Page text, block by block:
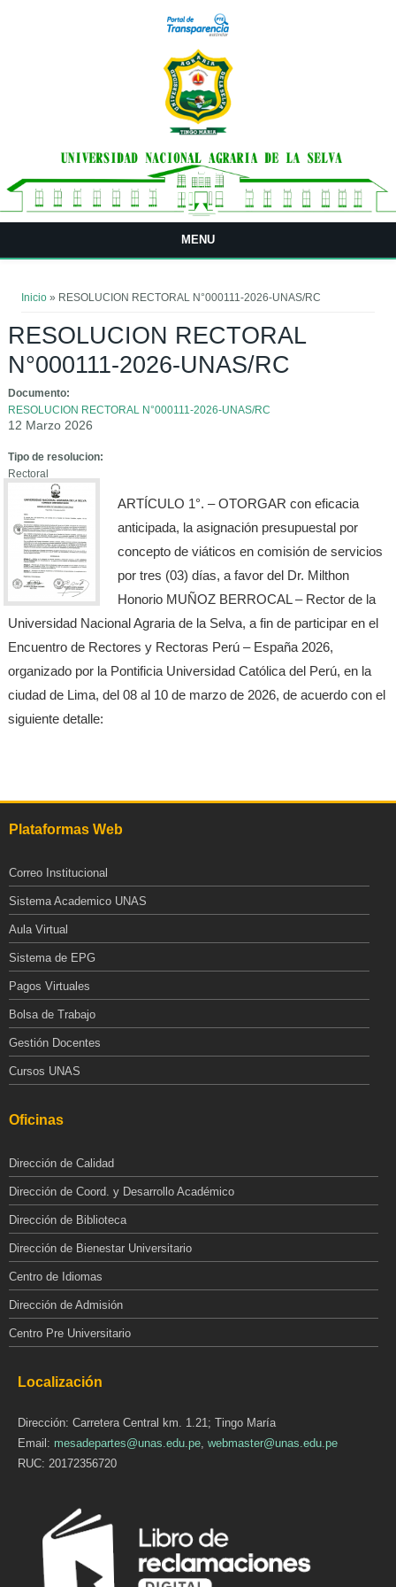
MENU
Inicio » RESOLUCION RECTORAL N°000111-2026-UNAS/RC
RESOLUCION RECTORAL
N°000111-2026-UNAS/RC
Documento:
RESOLUCION RECTORAL N°000111-2026-UNAS/RC
12 Marzo 2026
Tipo de resolucion:
Rectoral
ARTÍCULO 1°. – OTORGAR con eficacia
anticipada, la asignación presupuestal por
concepto de viáticos en comisión de servicios
por tres (03) días, a favor del Dr. Milthon
Honorio MUÑOZ BERROCAL – Rector de la
Universidad Nacional Agraria de la Selva, a fin de participar en el
Encuentro de Rectores y Rectoras Perú – España 2026,
organizado por la Pontificia Universidad Católica del Perú, en la
ciudad de Lima, del 08 al 10 de marzo de 2026, de acuerdo con el
siguiente detalle:
Plataformas Web
Correo Institucional
Sistema Academico UNAS
Aula Virtual
Sistema de EPG
Pagos Virtuales
Bolsa de Trabajo
Gestión Docentes
Cursos UNAS
Oficinas
Dirección de Calidad
Dirección de Coord. y Desarrollo Académico
Dirección de Biblioteca
Dirección de Bienestar Universitario
Centro de Idiomas
Dirección de Admisión
Centro Pre Universitario
Localización
Dirección: Carretera Central km. 1.21; Tingo María
Email: mesadepartes@unas.edu.pe, webmaster@unas.edu.pe
RUC: 20172356720